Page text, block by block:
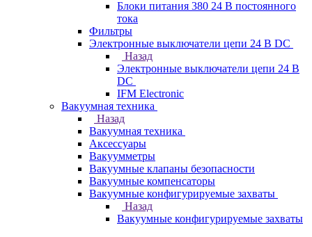
Блоки питания 380 24 В постоянного
тока
Фильтры
Электронные выключатели цепи 24 В DC
Назад
Электронные выключатели цепи 24 В
DC
IFM Electronic
Вакуумная техника
Назад
Вакуумная техника
Аксессуары
Вакуумметры
Вакуумные клапаны безопасности
Вакуумные компенсаторы
Вакуумные конфигурируемые захваты
Назад
Вакуумные конфигурируемые захваты